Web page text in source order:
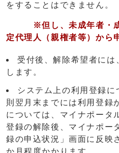
をすることはできません。
※但し、未成年者・
定代理人（親権者等）から
受付後、解除希望者に
します。
システム上の利用登録
則翌月末までには利用登録
については、マイナポータ
登録の解除後、マイナポー
録の申込状況」画面に反映
か月程度かかります。